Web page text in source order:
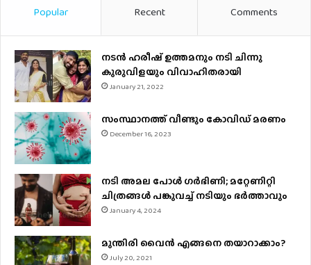
Popular Recent Comments
നടന്‍ ഹരീഷ് ഉത്തമനും നടി ചിന്നു
കുരുവിളയും വിവാഹിതരായി
January 21, 2022
സംസ്ഥാനത്ത് വീണ്ടും കോവിഡ് മരണം
December 16, 2023
നടി അമല പോൾ ​ഗർഭിണി; മറ്റേണിറ്റി
ചിത്രങ്ങള്‍ പങ്കുവച്ച് നടിയും ഭർത്താവും
January 4, 2024
മുന്തിരി വൈന്‍ എങ്ങനെ തയാറാക്കാം?
July 20, 2021